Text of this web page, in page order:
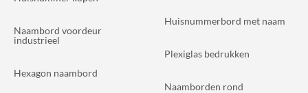
Naambord voordeur
industrieel
Hexagon naambord
Huisnummerbord met naam
Plexiglas bedrukken
Naamborden rond